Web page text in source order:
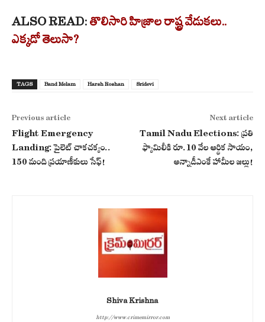
ALSO READ: తొలిసారి హిజ్రాల రాష్ట్ర వేడుకలు..
ఎక్కడో తెలుసా?
TAGS Band Melam Harsh Roshan Sridevi
Previous article
Flight Emergency
Landing: పైలెట్ చాకచక్యం..
150 మంది ప్రయాణీకులు సేఫ్!
Next article
Tamil Nadu Elections: ప్రతి
ఫ్యామిలీకి రూ.10 వేల ఆర్థిక సాయం,
అన్నాడీఎంకే హామీల జల్లు!
Shiva Krishna
http://www.crimemirror.com